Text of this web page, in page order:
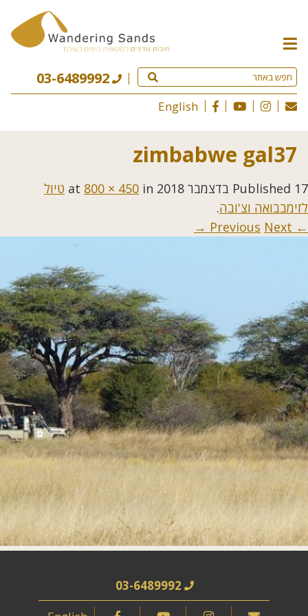
תפריט
האתר
03-6489992
English
zimbabwe gal37
Published 17 בדצמבר 2018 800 × 450 in
טיול
לזימבבואה וצ'ובה.
← Previous
Next →
03-6489992